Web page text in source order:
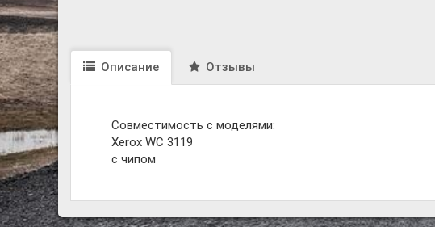
Описание Отзывы
Совместимость с моделями:
Xerox WC 3119
с чипом